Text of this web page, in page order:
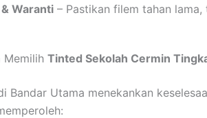
Waranti – Pastikan filem tahan
Memilih Tinted Sekolah Cermin
Bandar Utama menekankan